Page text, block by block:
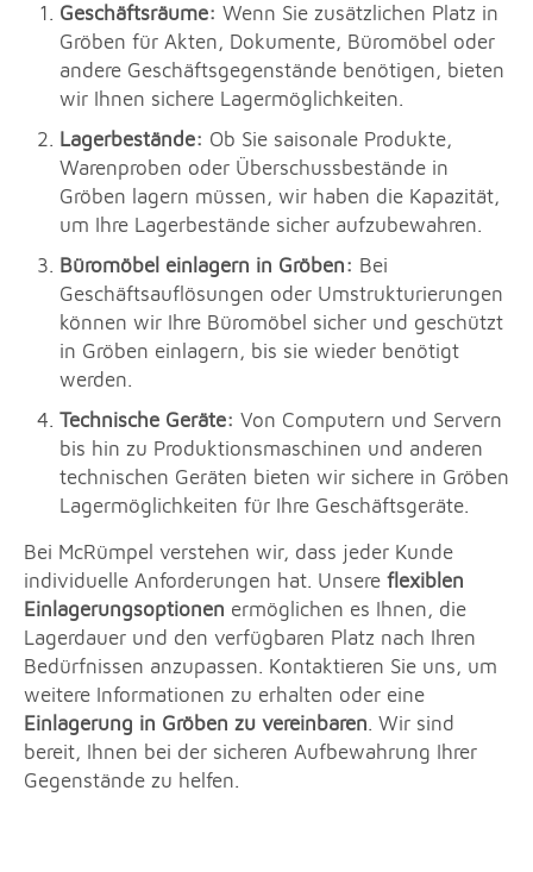
Geschäftsräume: Wenn Sie zusätzlichen Platz in
Gröben für Akten, Dokumente, Büromöbel oder
andere Geschäftsgegenstände benötigen, bieten
wir Ihnen sichere Lagermöglichkeiten.
Lagerbestände: Ob Sie saisonale Produkte,
Warenproben oder Überschussbestände in
Gröben lagern müssen, wir haben die Kapazität,
um Ihre Lagerbestände sicher aufzubewahren.
Büromöbel einlagern in Gröben: Bei
Geschäftsauflösungen oder Umstrukturierungen
können wir Ihre Büromöbel sicher und geschützt
in Gröben einlagern, bis sie wieder benötigt
werden.
Technische Geräte: Von Computern und Servern
bis hin zu Produktionsmaschinen und anderen
technischen Geräten bieten wir sichere in Gröben
Lagermöglichkeiten für Ihre Geschäftsgeräte.
Bei McRümpel verstehen wir, dass jeder Kunde
individuelle Anforderungen hat. Unsere flexiblen
Einlagerungsoptionen ermöglichen es Ihnen, die
Lagerdauer und den verfügbaren Platz nach Ihren
Bedürfnissen anzupassen. Kontaktieren Sie uns, um
weitere Informationen zu erhalten oder eine
Einlagerung in Gröben zu vereinbaren. Wir sind
bereit, Ihnen bei der sicheren Aufbewahrung Ihrer
Gegenstände zu helfen.